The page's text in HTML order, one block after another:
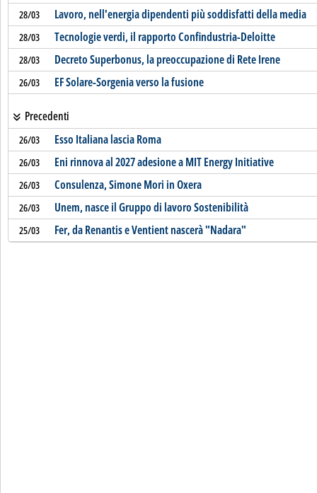
28/03 Lavoro, nell'energia dipendenti più soddisfatti della media
28/03 Tecnologie verdi, il rapporto Confindustria-Deloitte
28/03 Decreto Superbonus, la preoccupazione di Rete Irene
26/03 EF Solare-Sorgenia verso la fusione
Precedenti
26/03 Esso Italiana lascia Roma
26/03 Eni rinnova al 2027 adesione a MIT Energy Initiative
26/03 Consulenza, Simone Mori in Oxera
26/03 Unem, nasce il Gruppo di lavoro Sostenibilità
25/03 Fer, da Renantis e Ventient nascerà "Nadara"